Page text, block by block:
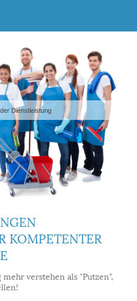
Dienstleistung
verstehen als "Putzen",